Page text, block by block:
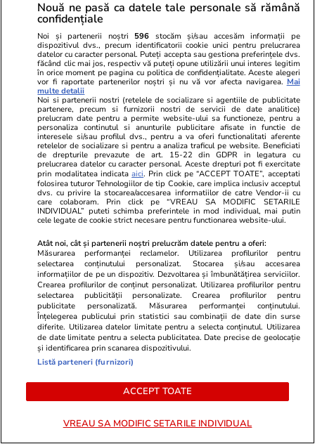
Sănătate și Fitness
A doua zi de grevă în Sănătate:
„Avem colegi care ne-au murit în
spital”. Mărturii cutremurătoare
de la Spitalul Bagdasar-Arseni
Ce
cumpără o
favorita
Lifestyle 26 iul.
Ploaia de meteori Delta
Aquaride 2026: când o poți
vedea cel mai bine
Ce este scorțișoara Ceylon și
Nouă ne pasă ca datele tale personale să rămână
confidențiale
Noi și partenerii noștri 596 stocăm și/sau accesăm informații pe
dispozitivul dvs., precum identificatorii cookie unici pentru prelucrarea
datelor cu caracter personal. Puteți accepta sau gestiona preferințele dvs.
făcând clic mai jos, respectiv vă puteți opune utilizării unui interes legitim
în orice moment pe pagina cu politica de confidențialitate. Aceste alegeri
vor fi raportate partenerilor noștri și nu vă vor afecta navigarea. Mai
multe detalii
Noi si partenerii nostri (retelele de socializare si agentiile de publicitate
partenere, precum si furnizorii nostri de servicii de date analitice)
prelucram date pentru a permite website-ului sa functioneze, pentru a
personaliza continutul si anunturile publicitare afisate in functie de
interesele si/sau profilul dvs., pentru a va oferi functionalitati aferente
retelelor de socializare si pentru a analiza traficul pe website. Beneficiati
de drepturile prevazute de art. 15-22 din GDPR in legatura cu
prelucrarea datelor cu caracter personal. Aceste drepturi pot fi exercitate
prin modalitatea indicataaici. Prin click pe “ACCEPT TOATE”, acceptati
folosirea tuturor Tehnologiilor de tip Cookie, care implica inclusiv acceptul
dvs. cu privire la stocarea/accesarea informatiilor de catre Vendor-ii cu
care colaboram. Prin click pe “VREAU SA MODIFIC SETARILE
INDIVIDUAL” puteti schimba preferintele in mod individual, mai putin
cele legate de cookie strict necesare pentru functionarea website-ului.
Atât noi, cât și partenerii noștri prelucrăm datele pentru a oferi:
Măsurarea performanței reclamelor. Utilizarea profilurilor pentru
selectarea conținutului personalizat. Stocarea și/sau accesarea
informațiilor de pe un dispozitiv. Dezvoltarea și îmbunătățirea serviciilor.
Crearea profilurilor de conținut personalizat. Utilizarea profilurilor pentru
selectarea publicității personalizate. Crearea profilurilor pentru
publicitate personalizată. Măsurarea performanței conținutului.
Înțelegerea publicului prin statistici sau combinații de date din surse
diferite. Utilizarea datelor limitate pentru a selecta conținutul. Utilizarea
de date limitate pentru a selecta publicitatea. Date precise de geolocație
și identificarea prin scanarea dispozitivului.
Listă parteneri (furnizori)
ACCEPT TOATE
VREAU SA MODIFIC SETARILE INDIVIDUAL